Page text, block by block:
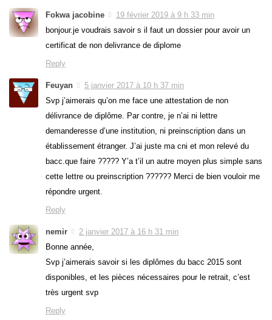
Fokwa jacobine
19 février 2019 à 9 h 33 min
bonjour.je voudrais savoir s il faut un dossier pour avoir un
certificat de non delivrance de diplome
Reply
Feuyan
5 janvier 2017 à 10 h 37 min
Svp j’aimerais qu’on me face une attestation de non
délivrance de diplôme. Par contre, je n’ai ni lettre
demanderesse d’une institution, ni preinscription dans un
établissement étranger. J’ai juste ma cni et mon relevé du
bacc.que faire ????? Y’a t’il un autre moyen plus simple sans
cette lettre ou preinscription ?????? Merci de bien vouloir me
répondre urgent.
Reply
nemir
2 janvier 2017 à 16 h 31 min
Bonne année,
Svp j’aimerais savoir si les diplômes du bacc 2015 sont
disponibles, et les pièces nécessaires pour le retrait, c’est
très urgent svp
Reply